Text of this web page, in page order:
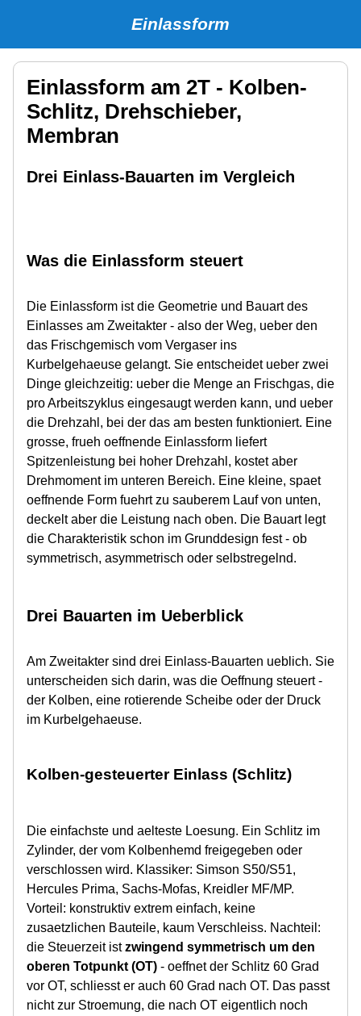
Einlassform
Einlassform am 2T - Kolben-
Schlitz, Drehschieber,
Membran
Drei Einlass-Bauarten im Vergleich
Was die Einlassform steuert
Die Einlassform ist die Geometrie und Bauart des
Einlasses am Zweitakter - also der Weg, ueber den
das Frischgemisch vom Vergaser ins
Kurbelgehaeuse gelangt. Sie entscheidet ueber zwei
Dinge gleichzeitig: ueber die Menge an Frischgas, die
pro Arbeitszyklus eingesaugt werden kann, und ueber
die Drehzahl, bei der das am besten funktioniert. Eine
grosse, frueh oeffnende Einlassform liefert
Spitzenleistung bei hoher Drehzahl, kostet aber
Drehmoment im unteren Bereich. Eine kleine, spaet
oeffnende Form fuehrt zu sauberem Lauf von unten,
deckelt aber die Leistung nach oben. Die Bauart legt
die Charakteristik schon im Grunddesign fest - ob
symmetrisch, asymmetrisch oder selbstregelnd.
Drei Bauarten im Ueberblick
Am Zweitakter sind drei Einlass-Bauarten ueblich. Sie
unterscheiden sich darin, was die Oeffnung steuert -
der Kolben, eine rotierende Scheibe oder der Druck
im Kurbelgehaeuse.
Kolben-gesteuerter Einlass (Schlitz)
Die einfachste und aelteste Loesung. Ein Schlitz im
Zylinder, der vom Kolbenhemd freigegeben oder
verschlossen wird. Klassiker: Simson S50/S51,
Hercules Prima, Sachs-Mofas, Kreidler MF/MP.
Vorteil: konstruktiv extrem einfach, keine
zusaetzlichen Bauteile, kaum Verschleiss. Nachteil:
die Steuerzeit istzwingend symmetrisch um den
oberen Totpunkt (OT) - oeffnet der Schlitz 60 Grad
vor OT, schliesst er auch 60 Grad nach OT. Das passt
nicht zur Stroemung, die nach OT eigentlich noch